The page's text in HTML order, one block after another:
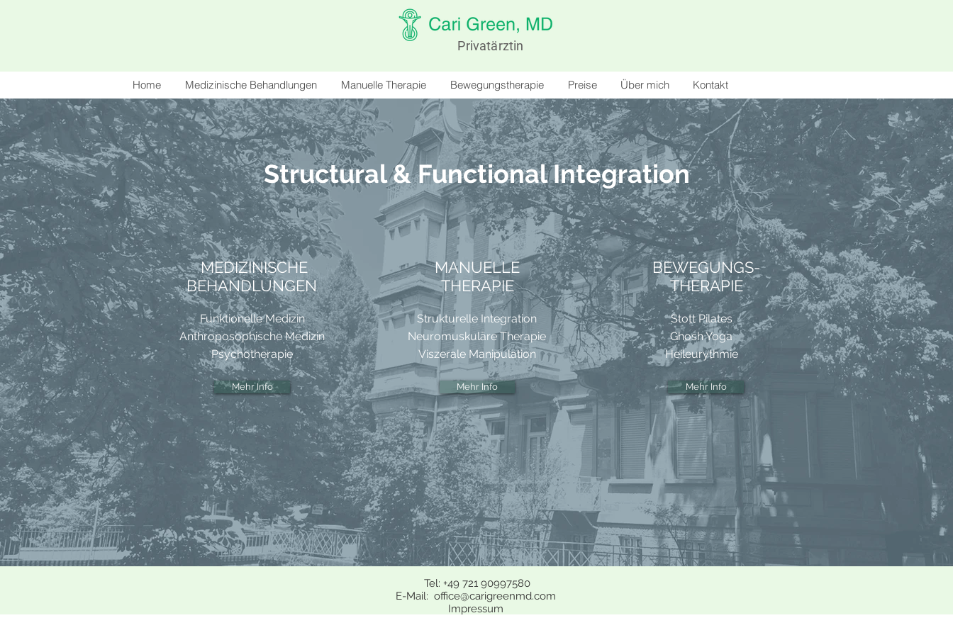
Privatärztin
Home Medizinische Behandlungen Manuelle Therapie Bewegungstherapie Preise Über mich Kontakt
MEDIZINISCHE
BEHANDLUNGEN
Funktionelle Medizin
Anthroposophische Medizin
Psychotherapie
Mehr Info
MANUELLE
THERAPIE
Strukturelle Integration
Neuromuskuläre Therapie
Viszerale Manipulation
Mehr Info
BEWEGUNGS-
THERAPIE
Stott Pilates
Ghosh Yoga
Heileurythmie
Mehr Info
Structural & Functional Integration
​ Tel: +49 721 90997580
E-Mail: office@carigreenmd.com
Impressum